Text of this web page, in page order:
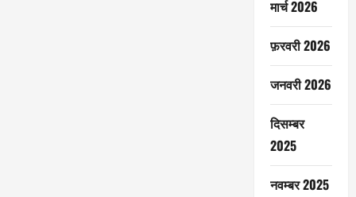
मार्च 2026
फ़रवरी 2026
जनवरी 2026
दिसम्बर
2025
नवम्बर 2025